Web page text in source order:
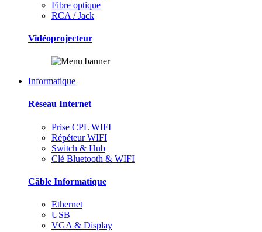
Fibre optique
RCA / Jack
Vidéoprojecteur
Informatique
Réseau Internet
Prise CPL WIFI
Répéteur WIFI
Switch & Hub
Clé Bluetooth & WIFI
Câble Informatique
Ethernet
USB
VGA & Display